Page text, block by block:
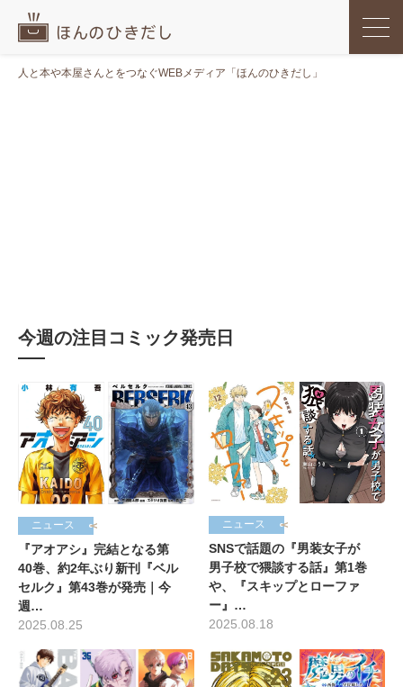
人と本や本屋さんとをつなぐWEBメディア「ほんのひきだし」
今週の注目コミック発売日
ニュース
『アオアシ』完結となる第
40巻、約2年ぶり新刊『ベル
セルク』第43巻が発売｜今
週…
2025.08.25
ニュース
SNSで話題の『男装女子が
男子校で猥談する話』第1巻
や、『スキップとローファ
ー』…
2025.08.18